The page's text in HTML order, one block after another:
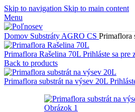
Skip to navigation Skip to main content
Menu
Domov Substráty AGRO CS Primaflora
Primaflora Rašelina 70L Prihláste sa pre
Back to products
Primaflora substrát na výsev 20L